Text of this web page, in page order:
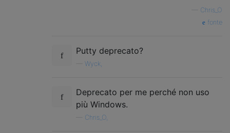
Chris_O
fonte
Putty deprecato?
Wyck,
Deprecato per me perché non uso
più Windows.
Chris_O,